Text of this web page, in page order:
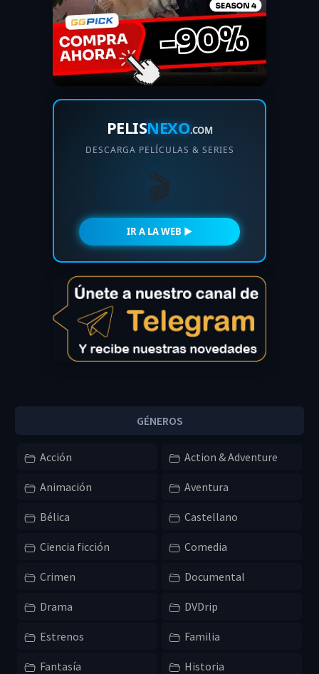
PELISNEXO.COM
DESCARGA PELÍCULAS & SERIES
🎬
IR A LA WEB ►
GÉNEROS
Acción Action & Adventure
Animación Aventura
Bélica Castellano
Ciencia ficción Comedia
Crimen Documental
Drama DVDrip
Estrenos Familia
Fantasía Historia